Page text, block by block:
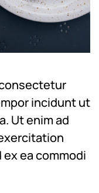
incidunt ut
Ut enim ad
ea commodi